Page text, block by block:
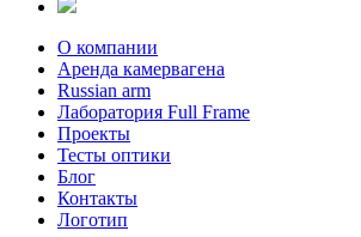
О компании
Аренда камервагена
Russian arm
Лаборатория Full Frame
Проекты
Тесты оптики
Блог
Контакты
Логотип